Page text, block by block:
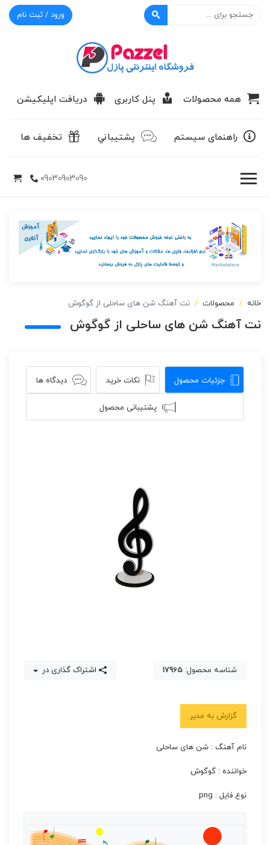
ورود / ثبت نام
همه محصولات پنل کاربری دریافت اپلیکیشن
راهنمای سیستم پشتيباني تخفیف ها
09030903090
خانه محصولات نت آهنگ شن های ساحلی از گوگوش
نت آهنگ شن های ساحلی از گوگوش
جزئیات محصول نکات خرید دیدگاه ها
پشتیبانی محصول
شناسه محصول: 17965 اشتراک گذاری در
گزارش به مدیر
نام آهنگ : شن های ساحلی
خواننده : گوگوش
نوع فایل : png